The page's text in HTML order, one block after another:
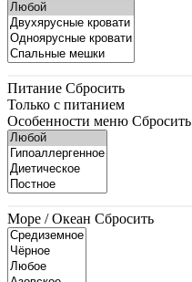
Питание Сбросить
Только с питанием
Особенности меню Сбросить
Море / Океан Сбросить